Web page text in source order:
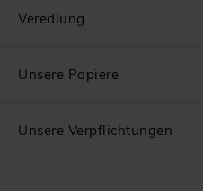
Veredlung
Unsere Papiere
Unsere Verpflichtungen